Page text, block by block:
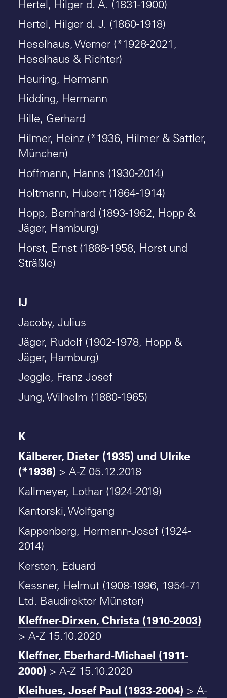
Hertel, Hilger d. Ä. (1831-1900)
Hertel, Hilger d. J. (1860-1918)
Heselhaus, Werner (*1928-2021,
Heselhaus & Richter)
Heuring, Hermann
Hidding, Hermann
Hille, Gerhard
Hilmer, Heinz (*1936, Hilmer & Sattler,
München)
Hoffmann, Hanns (1930-2014)
Holtmann, Hubert (1864-1914)
Hopp, Bernhard (1893-1962, Hopp &
Jäger, Hamburg)
Horst, Ernst (1888-1958, Horst und
Sträßle)
IJ
Jacoby, Julius
Jäger, Rudolf (1902-1978, Hopp &
Jäger, Hamburg)
Jeggle, Franz Josef
Jung, Wilhelm (1880-1965)
K
Kälberer, Dieter (1935) und Ulrike
(*1936) > A-Z 05.12.2018
Kallmeyer, Lothar (1924-2019)
Kantorski, Wolfgang
Kappenberg, Hermann-Josef (1924-
2014)
Kersten, Eduard
Kessner, Helmut (1908-1996, 1954-71
Ltd. Baudirektor Münster)
Kleffner-Dirxen, Christa (1910-2003)
> A-Z 15.10.2020
Kleffner, Eberhard-Michael (1911-
2000) > A-Z 15.10.2020
Kleihues, Josef Paul (1933-2004) > A-